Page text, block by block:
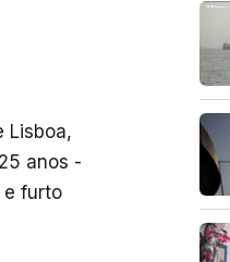
Lisboa,
anos -
e furto